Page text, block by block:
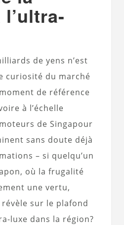
de yens n’est
curiosité du marché
de référence
à l’échelle
de Singapour
sans doute déjà
– si quelqu’un
où la frugalité
une vertu,
révèle sur le plafond
luxe dans la région?